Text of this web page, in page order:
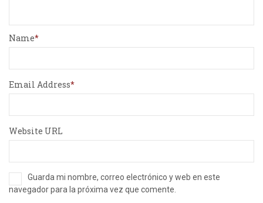
Name
Email Address
Website URL
Guarda mi nombre, correo electrónico y web en este
navegador para la próxima vez que comente.